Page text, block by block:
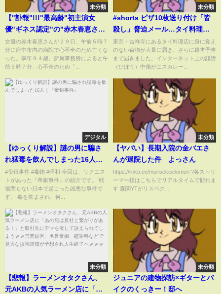
未分類
【"訃報"!!!"最高齢"初主演女
優"ギネス認定"の"赤木春恵さん
死去"!!!】名作出演多数の名脇役
「88歳175日」で映画初主演はギ
ネス記録
女優の赤木春恵さんが２９日、午前５時７
分に府中市内の病院で心不全のため亡くな
った。享年９４歳。所属事務所によると午
前５時７分、心不全のため「...
未分類
#shorts ピザ10枚送り付け「皆
殺し」脅迫メール…タイ料理店
に嫌がらせ SNS投稿きっかけ
か
東京・吉祥寺にあるタイ料理店に身に覚え
のない荷物が大量に届き、さらに殺害予告
まで届きました。インターネット上の誹謗
（ひぼう）中傷がエスカレー...
デジタル
【ゆっくり解説】謎の男に騙さ
れ猛毒を飲んでしまった16人｜
『帝銀事件』
#帝銀事件 #毒物 #昭和 今回は、リクエス
トがあった『帝銀事件』の紹介です。 戦
後間もない日本で起こった凶悪な事件で
す。 毒を飲まされ、何...
未分類
【ヤバい】長期入院の金バエさ
んが退院した件 よっさん
https://linktr.ee/morisekisekimori ?各ストリ
ーマー様はこちらでリアルタイムで観れま
す 森関YTがリスペク...
未分類
【悲報】ラーメンオタクさん、
元AKBの人気ラーメン店に「あ
未分類
ジュニアの建物探訪×ギターとバ
イクのくっきー！邸へ